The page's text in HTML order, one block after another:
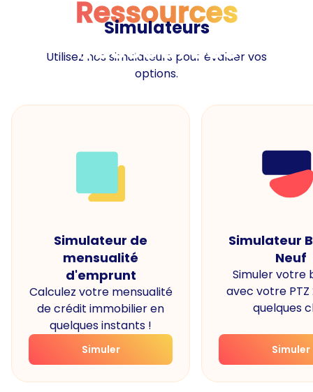
Ressources
Ressources
Simulateurs
Utilisez nos simulateurs pour évaluer vos
options.
Simulateur de
mensualité
d'emprunt
Calculez votre mensualité
de crédit immobilier en
quelques instants !
Simuler
Simulateur
Neuf
Simuler votre
avec votre PTZ
quelques
Simuler